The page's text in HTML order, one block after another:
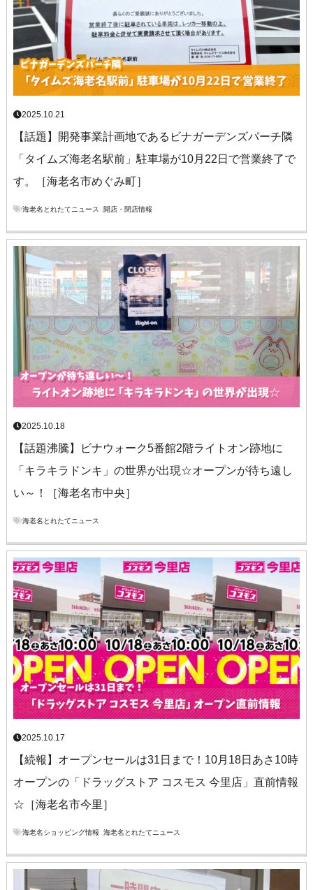
2025.10.21
【話題】開発事業計画地であるビナガーデンズパーチ隣
「タイムズ海老名駅前」駐車場が10月22日で営業終了で
す。［海老名市めぐみ町］
海老名とれたてニュース 開店・閉店情報
2025.10.18
【話題沸騰】ビナウォーク5番館2階ライトオン跡地に
「キラキラドンキ」の世界が出現☆オープンが待ち遠し
い～！［海老名市中央］
海老名とれたてニュース
2025.10.17
【続報】オープンセールは31日まで！10月18日あさ10時
オープンの「ドラッグストア コスモス 今里店」直前情報
☆［海老名市今里］
海老名ショッピング情報 海老名とれたてニュース